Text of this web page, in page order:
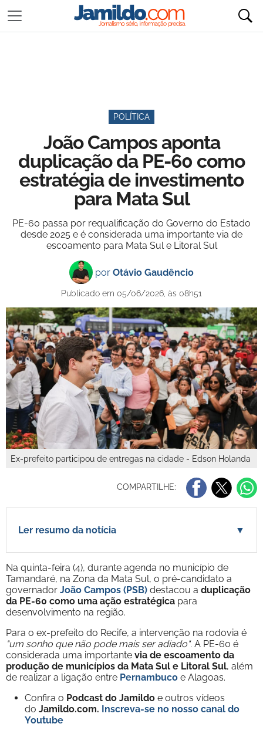
POLÍTICA
João Campos aponta
duplicação da PE-60 como
estratégia de investimento
para Mata Sul
PE-60 passa por requalificação do Governo do Estado
desde 2025 e é considerada uma importante via de
escoamento para Mata Sul e Litoral Sul
por Otávio Gaudêncio
Publicado em 05/06/2026, às 08h51
Ex-prefeito participou de entregas na cidade - Edson Holanda
COMPARTILHE:
Ler resumo da notícia ▼
Na quinta-feira (4), durante agenda no município de
Tamandaré, na Zona da Mata Sul, o pré-candidato a
governador João Campos (PSB) destacou a duplicação
da PE-60 como uma ação estratégica para
desenvolvimento na região.
Para o ex-prefeito do Recife, a intervenção na rodovia é
"um sonho que não pode mais ser adiado". A PE-60 é
considerada uma importante via de escoamento da
produção de municípios da Mata Sul e Litoral Sul, além
de realizar a ligação entre Pernambuco e Alagoas.
Confira o Podcast do Jamildo e outros vídeos
do Jamildo.com. Inscreva-se no nosso canal do
Youtube